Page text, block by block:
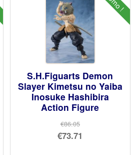
S.H.Figuarts Demon
Slayer Kimetsu no Yaiba
Inosuke Hashibira
Action Figure
€86.05
Le
€73.71